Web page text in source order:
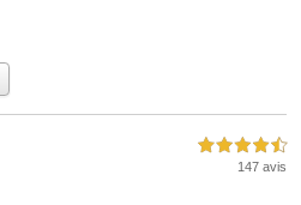
4,5 étoiles sur 5
147 avis